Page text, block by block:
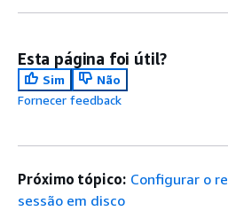
Esta página foi útil?
Sim
Não
Fornecer feedback
Próximo tópico: Configurar o
sessão em disco